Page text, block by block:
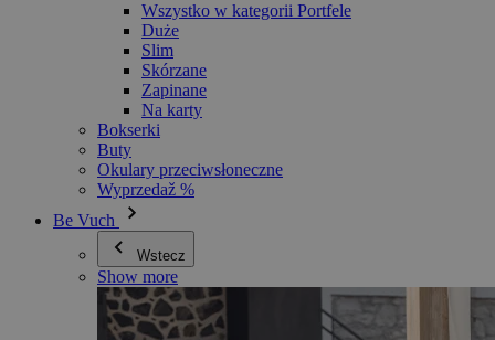
Wszystko w kategorii Portfele
Duże
Slim
Skórzane
Zapinane
Na karty
Bokserki
Buty
Okulary przeciwsłoneczne
Wyprzedaž %
Be Vuch
Wstecz
Show more